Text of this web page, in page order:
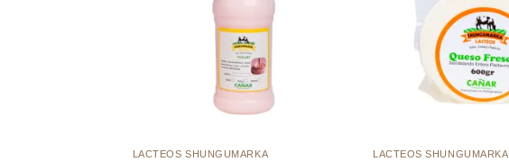
LACTEOS SHUNGUMARKA LACTEOS SHUNGUMARKA